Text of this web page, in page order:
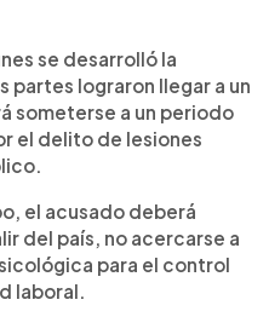
se desarrolló la
partes lograron llegar a un
someterse a un periodo
el delito de lesiones
el acusado deberá
del país, no acercarse a
para el control
laboral.